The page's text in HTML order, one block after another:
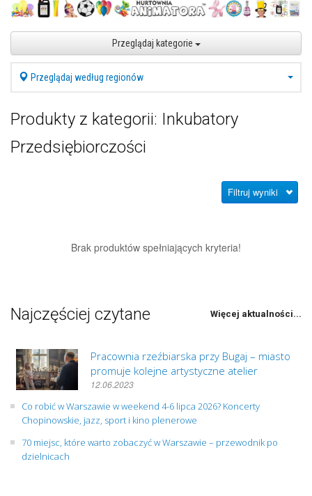
Przeglądaj kategorie
Przeglądaj według regionów
Produkty z kategorii: Inkubatory
Przedsiębiorczości
Filtruj wyniki
Brak produktów spełniających kryteria!
Najczęściej czytane Więcej aktualności...
Pracownia rzeźbiarska przy Bugaj – miasto
promuje kolejne artystyczne atelier
12.06.2023
Co robić w Warszawie w weekend 4-6 lipca 2026? Koncerty
Chopinowskie, jazz, sport i kino plenerowe
70 miejsc, które warto zobaczyć w Warszawie – przewodnik po
dzielnicach